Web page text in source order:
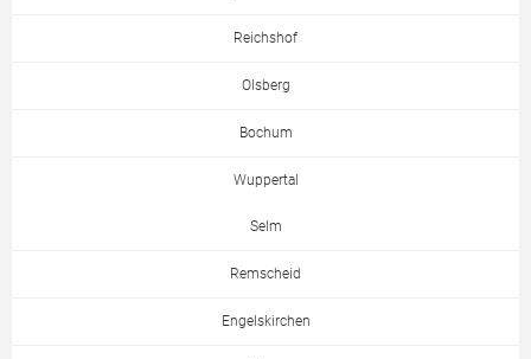
Reichshof
Olsberg
Bochum
Wuppertal
Selm
Remscheid
Engelskirchen